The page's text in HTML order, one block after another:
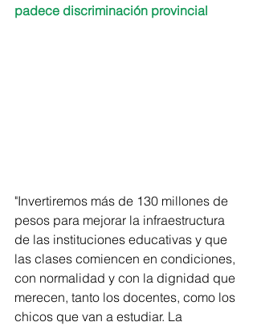
padece discriminación provincial
"Invertiremos más de 130 millones de
pesos para mejorar la infraestructura
de las instituciones educativas y que
las clases comiencen en condiciones,
con normalidad y con la dignidad que
merecen, tanto los docentes, como los
chicos que van a estudiar. La